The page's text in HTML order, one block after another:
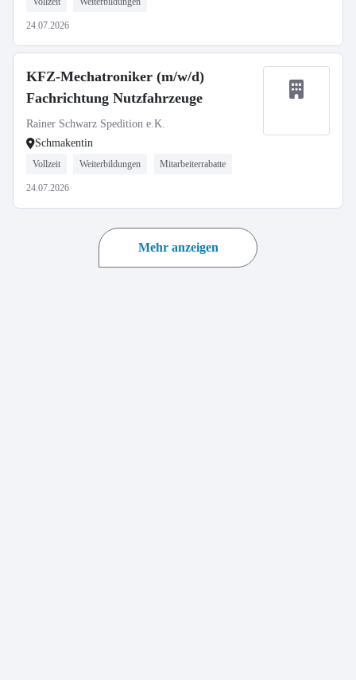
24.07.2026
KFZ-Mechatroniker (m/w/d)
Fachrichtung Nutzfahrzeuge
Rainer Schwarz Spedition e.K.
Schmakentin
Vollzeit Weiterbildungen Mitarbeiterrabatte
24.07.2026
Mehr anzeigen